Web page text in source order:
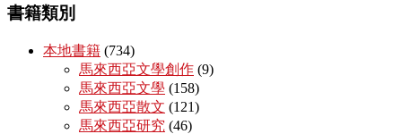
書籍類別
本地書籍 (734)
馬來西亞文學創作 (9)
馬來西亞文學 (158)
馬來西亞散文 (121)
馬來西亞研究 (46)